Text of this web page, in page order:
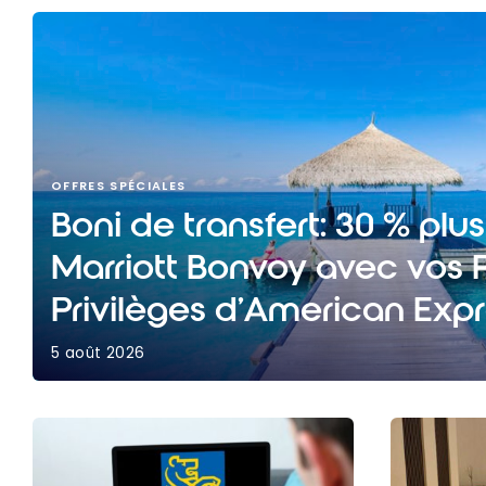
Privilèges d’American Express
OFFRES SPÉCIALES
Boni de transfert: 30 %
Marriott Bonvoy avec vos
Privilèges d’American
5 août 2026